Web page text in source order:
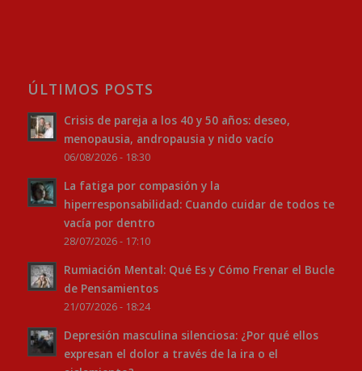
ÚLTIMOS POSTS
Crisis de pareja a los 40 y 50 años: deseo,
menopausia, andropausia y nido vacío
06/08/2026 - 18:30
La fatiga por compasión y la
hiperresponsabilidad: Cuando cuidar de todos te
vacía por dentro
28/07/2026 - 17:10
Rumiación Mental: Qué Es y Cómo Frenar el Bucle
de Pensamientos
21/07/2026 - 18:24
Depresión masculina silenciosa: ¿Por qué ellos
expresan el dolor a través de la ira o el